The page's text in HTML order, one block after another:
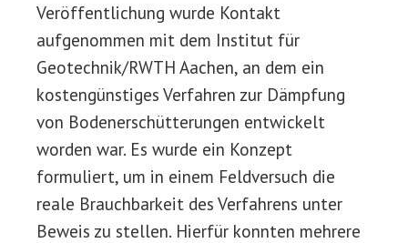
Veröffentlichung wurde Kontakt
aufgenommen mit dem Institut für
Geotechnik/RWTH Aachen, an dem ein
kostengünstiges Verfahren zur Dämpfung
von Bodenerschütterungen entwickelt
worden war. Es wurde ein Konzept
formuliert, um in einem Feldversuch die
reale Brauchbarkeit des Verfahrens unter
Beweis zu stellen. Hierfür konnten mehrere